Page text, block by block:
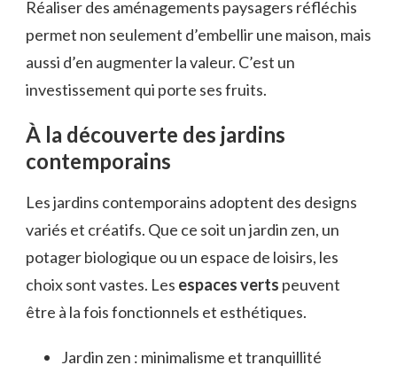
Réaliser des aménagements paysagers réfléchis
permet non seulement d’embellir une maison, mais
aussi d’en augmenter la valeur. C’est un
investissement qui porte ses fruits.
À la découverte des jardins
contemporains
Les jardins contemporains adoptent des designs
variés et créatifs. Que ce soit un jardin zen, un
potager biologique ou un espace de loisirs, les
choix sont vastes. Les espaces verts peuvent
être à la fois fonctionnels et esthétiques.
Jardin zen : minimalisme et tranquillité